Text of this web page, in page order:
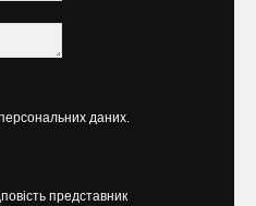
даних.
представник